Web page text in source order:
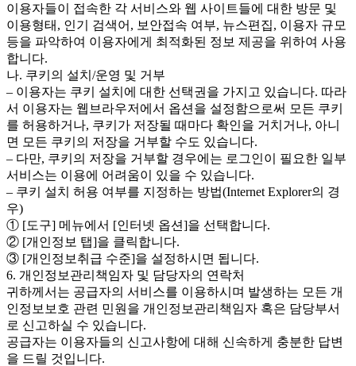
이용자들이 접속한 각 서비스와 웹 사이트들에 대한 방문 및
이용형태, 인기 검색어, 보안접속 여부, 뉴스편집, 이용자 규모
등을 파악하여 이용자에게 최적화된 정보 제공을 위하여 사용
합니다.
나. 쿠키의 설치/운영 및 거부
– 이용자는 쿠키 설치에 대한 선택권을 가지고 있습니다. 따라
서 이용자는 웹브라우저에서 옵션을 설정함으로써 모든 쿠키
를 허용하거나, 쿠키가 저장될 때마다 확인을 거치거나, 아니
면 모든 쿠키의 저장을 거부할 수도 있습니다.
– 다만, 쿠키의 저장을 거부할 경우에는 로그인이 필요한 일부
서비스는 이용에 어려움이 있을 수 있습니다.
– 쿠키 설치 허용 여부를 지정하는 방법(Internet Explorer의 경
우)
① [도구] 메뉴에서 [인터넷 옵션]을 선택합니다.
② [개인정보 탭]을 클릭합니다.
③ [개인정보취급 수준]을 설정하시면 됩니다.
6. 개인정보관리책임자 및 담당자의 연락처
귀하께서는 공급자의 서비스를 이용하시며 발생하는 모든 개
인정보보호 관련 민원을 개인정보관리책임자 혹은 담당부서
로 신고하실 수 있습니다.
공급자는 이용자들의 신고사항에 대해 신속하게 충분한 답변
을 드릴 것입니다.